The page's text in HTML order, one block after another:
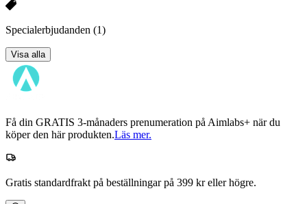
Specialerbjudanden (1)
Visa alla
Få din GRATIS 3-månaders prenumeration på Aimlabs+ när du
köper den här produkten.Läs mer.
Gratis standardfrakt på beställningar på 399 kr eller högre.